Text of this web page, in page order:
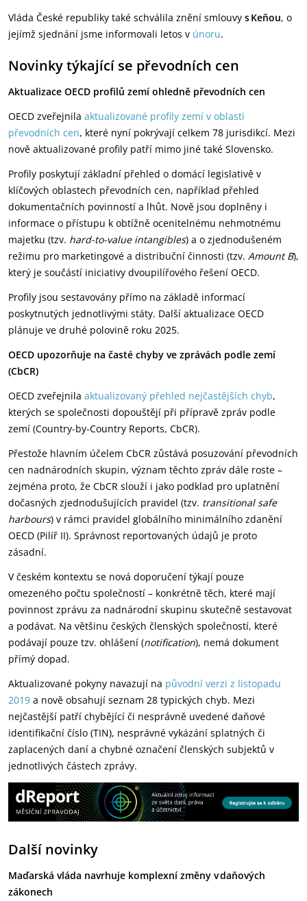
Vláda České republiky také schválila znění smlouvy s Keňou, o
jejímž sjednání jsme informovali letos v únoru.
Novinky týkající se převodních cen
Aktualizace OECD profilů zemí ohledně převodních cen
OECD zveřejnila aktualizované profily zemí v oblasti
převodních cen, které nyní pokrývají celkem 78 jurisdikcí. Mezi
nově aktualizované profily patří mimo jiné také Slovensko.
Profily poskytují základní přehled o domácí legislativě v
klíčových oblastech převodních cen, například přehled
dokumentačních povinností a lhůt. Nově jsou doplněny i
informace o přístupu k obtížně ocenitelnému nehmotnému
majetku (tzv. hard-to-value intangibles) a o zjednodušeném
režimu pro marketingové a distribuční činnosti (tzv. Amount B),
který je součástí iniciativy dvoupilířového řešení OECD.
Profily jsou sestavovány přímo na základě informací
poskytnutých jednotlivými státy. Další aktualizace OECD
plánuje ve druhé polovině roku 2025.
OECD upozorňuje na časté chyby ve zprávách podle zemí
(CbCR)
OECD zveřejnila aktualizovaný přehled nejčastějších chyb,
kterých se společnosti dopouštějí při přípravě zpráv podle
zemí (Country-by-Country Reports, CbCR).
Přestože hlavním účelem CbCR zůstává posuzování převodních
cen nadnárodních skupin, význam těchto zpráv dále roste –
zejména proto, že CbCR slouží i jako podklad pro uplatnění
dočasných zjednodušujících pravidel (tzv. transitional safe
harbours) v rámci pravidel globálního minimálního zdanění
OECD (Pilíř II). Správnost reportovaných údajů je proto
zásadní.
V českém kontextu se nová doporučení týkají pouze
omezeného počtu společností – konkrétně těch, které mají
povinnost zprávu za nadnárodní skupinu skutečně sestavovat
a podávat. Na většinu českých členských společností, které
podávají pouze tzv. ohlášení (notification), nemá dokument
přímý dopad.
Aktualizované pokyny navazují na původní verzi z listopadu
2019 a nově obsahují seznam 28 typických chyb. Mezi
nejčastější patří chybějící či nesprávně uvedené daňové
identifikační číslo (TIN), nesprávné vykázání splatných či
zaplacených daní a chybné označení členských subjektů v
jednotlivých částech zprávy.
Další novinky
Maďarská vláda navrhuje komplexní změny v daňových
zákonech